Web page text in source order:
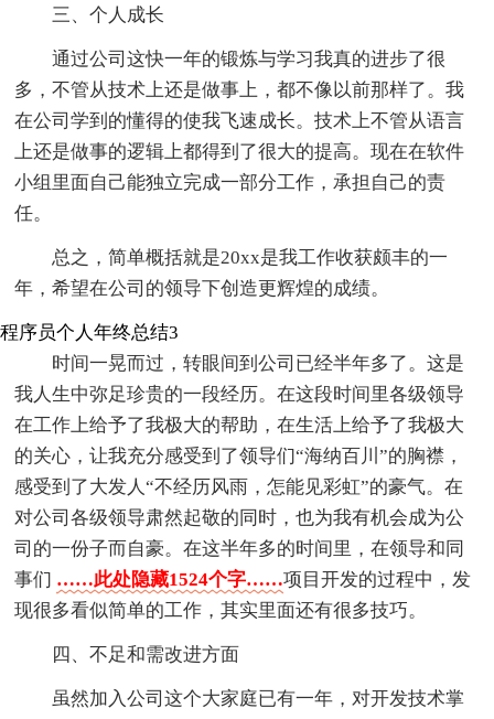
三、个人成长
通过公司这快一年的锻炼与学习我真的进步了很
多，不管从技术上还是做事上，都不像以前那样了。我
在公司学到的懂得的使我飞速成长。技术上不管从语言
上还是做事的逻辑上都得到了很大的提高。现在在软件
小组里面自己能独立完成一部分工作，承担自己的责
任。
总之，简单概括就是20xx是我工作收获颇丰的一
年，希望在公司的领导下创造更辉煌的成绩。
程序员个人年终总结3
时间一晃而过，转眼间到公司已经半年多了。这是
我人生中弥足珍贵的一段经历。在这段时间里各级领导
在工作上给予了我极大的帮助，在生活上给予了我极大
的关心，让我充分感受到了领导们“海纳百川”的胸襟，
感受到了大发人“不经历风雨，怎能见彩虹”的豪气。在
对公司各级领导肃然起敬的同时，也为我有机会成为公
司的一份子而自豪。在这半年多的时间里，在领导和同
事们 ……此处隐藏1524个字……项目开发的过程中，发
现很多看似简单的工作，其实里面还有很多技巧。
四、不足和需改进方面
虽然加入公司这个大家庭已有一年，对开发技术掌